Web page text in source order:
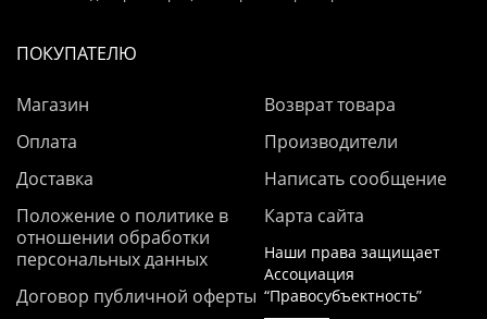
ПОКУПАТЕЛЮ
Магазин
Оплата
Доставка
Положение о политике в
отношении обработки
персональных данных
Договор публичной оферты
Возврат товара
Производители
Написать сообщение
Карта сайта
Наши права защищает
Ассоциация
“Правосубъектность”